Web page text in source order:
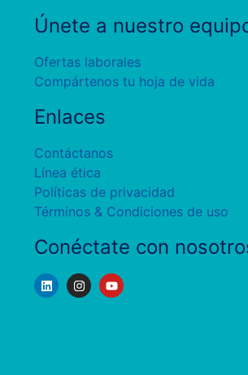
Únete a nuestro
Ofertas laborales
Compártenos tu hoja de vida
Enlaces
Contáctanos
Línea ética
Políticas de privacidad
Términos & Condiciones de uso
Conéctate con